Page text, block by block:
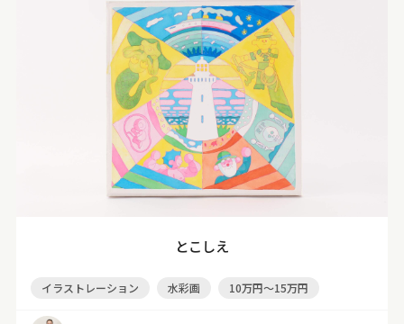
とこしえ
イラストレーション 水彩画 10万円～15万円